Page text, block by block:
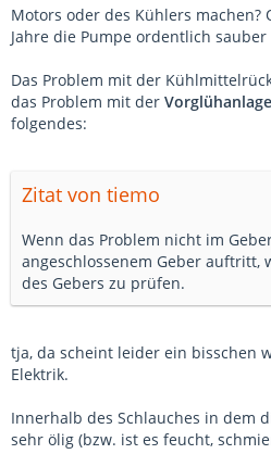
Motors oder des Kühlers
Jahre die Pumpe ordentlich
Das Problem mit der
das Problem mit der Vorglühanlage
folgendes:
Zitat von tiemo
Wenn das Problem nicht im
angeschlossenem Geber auftritt,
des Gebers zu prüfen.
tja, da scheint leider ein bisschen
Elektrik.
Innerhalb des Schlauches in dem
sehr ölig (bzw. ist es feucht,